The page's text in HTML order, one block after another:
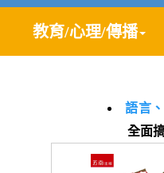
教育/心理/傳播
語言
全面